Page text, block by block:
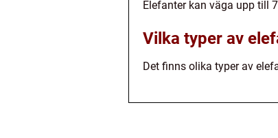
Elefanter kan väga upp till
Vilka typer av
Det finns olika typer av